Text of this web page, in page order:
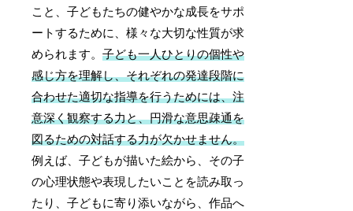
こと、子どもたちの健やかな成長をサポ
ートするために、様々な大切な性質が求
められます。子ども一人ひとりの個性や
感じ方を理解し、それぞれの発達段階に
合わせた適切な指導を行うためには、注
意深く観察する力と、円滑な意思疎通を
図るための対話する力が欠かせません。
例えば、子どもが描いた絵から、その子
の心理状態や表現したいことを読み取っ
たり、子どもに寄り添いながら、作品へ